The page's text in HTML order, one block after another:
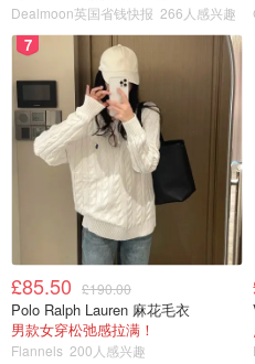
Dealmoon英国省钱快报 266人感兴趣
7
£85.50 £190.00
Polo Ralph Lauren 麻花毛衣
男款女穿松弛感拉满！
Flannels 200人感兴趣